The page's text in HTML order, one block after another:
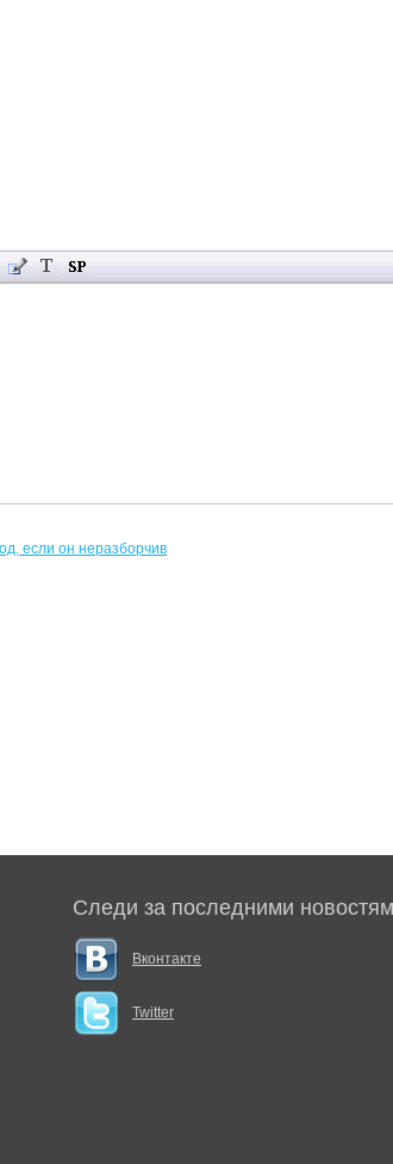
Следи за последними
Вконтакте
Twitter